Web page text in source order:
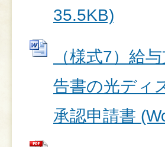
35.5KB)
（様式7）給
告書の光ディ
承認申請書